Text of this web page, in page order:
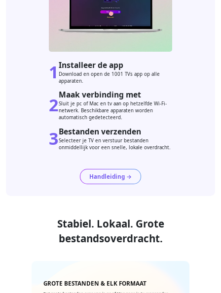
1 Installeer de app
Download en open de 1001 TVs app op alle
apparaten.
2Maak verbinding met
Sluit je pc of Mac en tv aan op hetzelfde Wi-Fi-
netwerk. Beschikbare apparaten worden
automatisch gedetecteerd.
3Bestanden verzenden
Selecteer je TV en verstuur bestanden
onmiddellijk voor een snelle, lokale overdracht.
Handleiding →
Stabiel. Lokaal. Grote
bestandsoverdracht.
GROTE BESTANDEN & ELK FORMAAT